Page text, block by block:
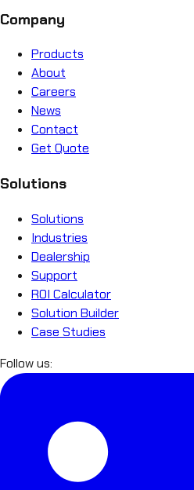
Company
Products
About
Careers
News
Contact
Get Quote
Solutions
Solutions
Industries
Dealership
Support
ROI Calculator
Solution Builder
Case Studies
Follow us: